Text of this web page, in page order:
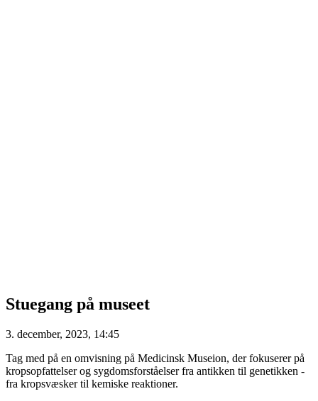
Stuegang på museet
3. december, 2023, 14:45
Tag med på en omvisning på Medicinsk Museion, der fokuserer på
kropsopfattelser og sygdomsforståelser fra antikken til genetikken -
fra kropsvæsker til kemiske reaktioner.